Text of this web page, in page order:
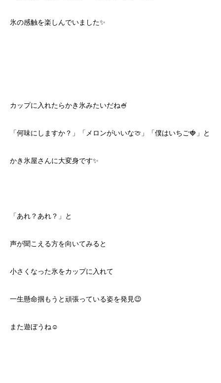
氷の感触を楽しんでいました✨
カップに入れたらかき氷みたいだね🍧
「何味にしますか？」「メロンがいいな🍈」「僕はいちご🍓」と
かき氷屋さんに大変身です✨
「あれ？あれ？」と
声が聞こえる方を向いてみると
小さくなった氷をカップに入れて
一生懸命掴もうと頑張っている姿を発見😉
また遊ぼうね☺️